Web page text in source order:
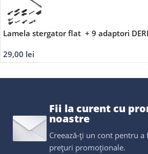
Lamela stergator flat + 9 adaptori
29,00 lei
Fii la curent cu
noastre
Creează-ți un cont pentru
prețuri promoționale.